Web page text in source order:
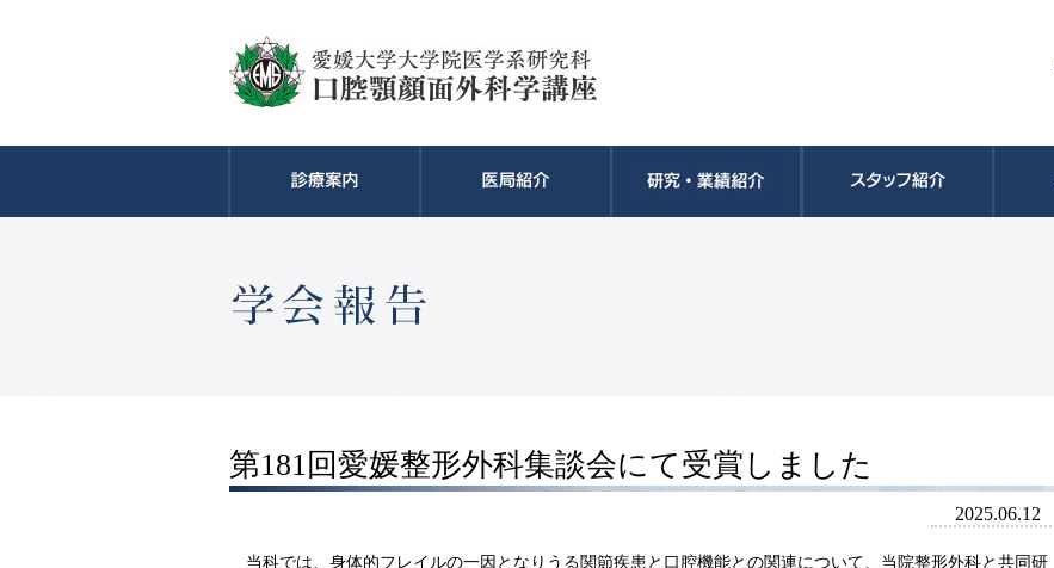
第181回愛媛整形外科集談会にて受賞しました
2025.06.12
当科では、身体的フレイルの一因となりうる関節疾患と口腔機能との関連について、当院整形外科と共同研